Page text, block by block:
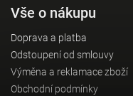
Vše o nákupu
Doprava a platba
Odstoupení od smlouvy
Výměna a reklamace zboží
Obchodní podmínky